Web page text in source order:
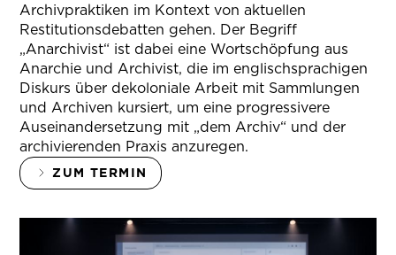
Archivpraktiken im Kontext von aktuellen
Restitutionsdebatten gehen. Der Begriff
„Anarchivist“ ist dabei eine Wortschöpfung aus
Anarchie und Archivist, die im englischsprachigen
Diskurs über dekoloniale Arbeit mit Sammlungen
und Archiven kursiert, um eine progressivere
Auseinandersetzung mit „dem Archiv“ und der
archivierenden Praxis anzuregen.
ZUM TERMIN